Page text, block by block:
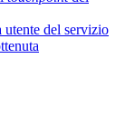
utente del servizio